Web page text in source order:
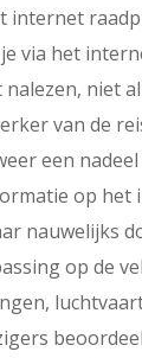
internet
via het
niet
van de
een
op het
nauwelijks
op de